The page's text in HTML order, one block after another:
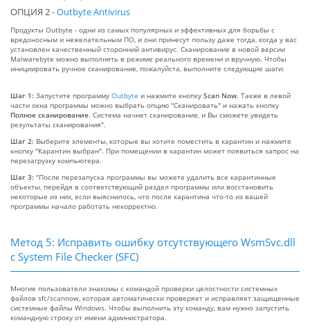
ОПЦИЯ 2 -Outbyte Antivirus
Продукты Outbyte - одни из самых популярных и эффективных для борьбы с
вредоносным и нежелательным ПО, и они принесут пользу даже тогда, когда у вас
установлен качественный сторонний антивирус. Сканирование в новой версии
Malwarebyte можно выполнять в режиме реального времени и вручную. Чтобы
инициировать ручное сканирование, пожалуйста, выполните следующие шаги:
Шаг 1: Запустите программу Outbyte и нажмите кнопку Scan Now. Также в левой
части окна программы можно выбрать опцию "Сканировать" и нажать кнопку
Полное сканирование. Система начнет сканирование, и Вы сможете увидеть
результаты сканирования".
Шаг 2: Выберите элементы, которые вы хотите поместить в карантин и нажмите
кнопку "Карантин выбран". При помещении в карантин может появиться запрос на
перезагрузку компьютера.
Шаг 3: "После перезапуска программы вы можете удалить все карантинные
объекты, перейдя в соответствующий раздел программы или восстановить
некоторые из них, если выяснилось, что после карантина что-то из вашей
программы начало работать некорректно.
Метод 5: Исправить ошибку отсутствующего WsmSvc.dll
с System File Checker (SFC)
Многие пользователи знакомы с командой проверки целостности системных
файлов sfc/scannow, которая автоматически проверяет и исправляет защищенные
системные файлы Windows. Чтобы выполнить эту команду, вам нужно запустить
командную строку от имени администратора.